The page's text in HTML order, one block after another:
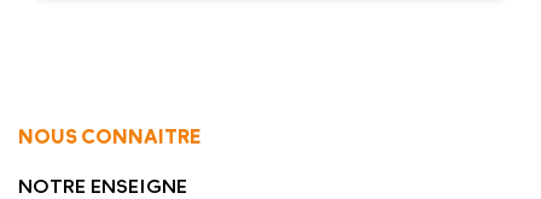
NOUS CONNAITRE
NOTRE ENSEIGNE